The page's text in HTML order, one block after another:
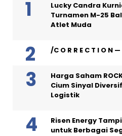
Lucky Candra
Turnamen M-25
Atlet Muda
/C O R R E C T I O N
Harga Saham
Cium Sinyal
Logistik
Risen Energy
untuk Berbagai